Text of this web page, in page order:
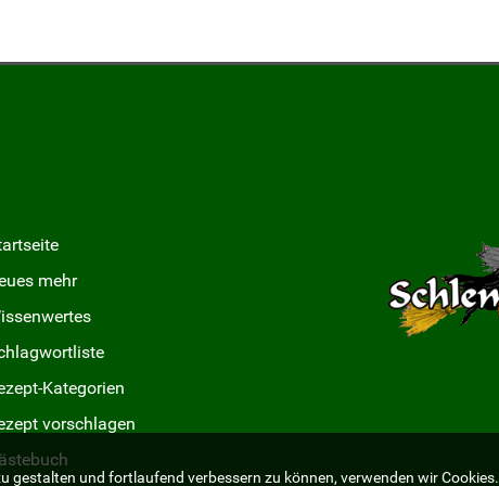
mehr
Kategorien
vorschlagen
gestalten und fortlaufend verbessern zu können, verwenden wir Cookies.